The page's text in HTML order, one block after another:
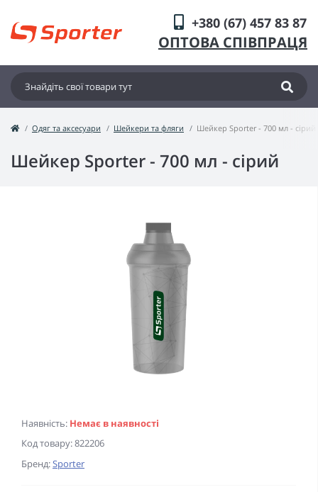
+380 (67) 457 83 87
ОПТОВА СПІВПРАЦЯ
Одяг та аксесуари Шейкери та фляги Шейкер Sporter - 700 мл - сірий
Шейкер Sporter - 700 мл - сірий
Наявність: Немає в наявності
Код товару:822206
Бренд:Sporter